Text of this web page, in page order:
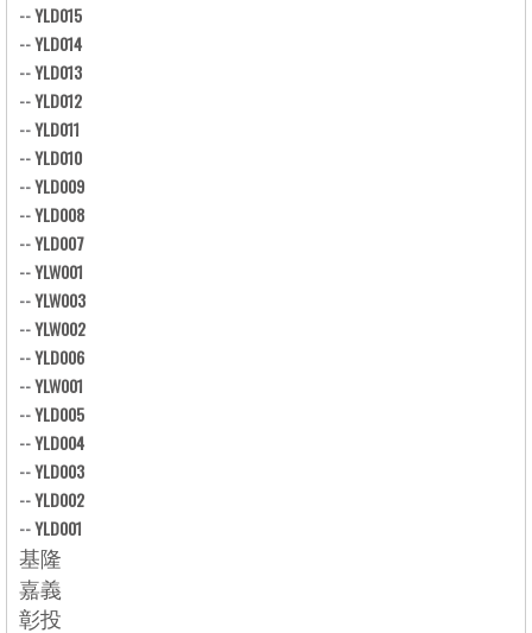
--YLD015
--YLD014
--YLD013
--YLD012
--YLD011
--YLD010
--YLD009
--YLD008
--YLD007
--YLW001
--YLW003
--YLW002
--YLD006
--YLW001
--YLD005
--YLD004
--YLD003
--YLD002
--YLD001
基隆
嘉義
彰投